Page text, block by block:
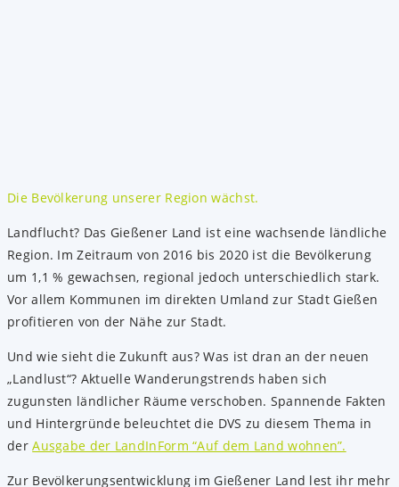
Die Bevölkerung unserer Region wächst.
Landflucht? Das Gießener Land ist eine wachsende ländliche
Region. Im Zeitraum von 2016 bis 2020 ist die Bevölkerung
um 1,1 % gewachsen, regional jedoch unterschiedlich stark.
Vor allem Kommunen im direkten Umland zur Stadt Gießen
profitieren von der Nähe zur Stadt.
Und wie sieht die Zukunft aus? Was ist dran an der neuen
„Landlust“? Aktuelle Wanderungstrends haben sich
zugunsten ländlicher Räume verschoben. Spannende Fakten
und Hintergründe beleuchtet die DVS zu diesem Thema in
derAusgabe der LandInForm “Auf dem Land wohnen”.
Zur Bevölkerungsentwicklung im Gießener Land lest ihr mehr